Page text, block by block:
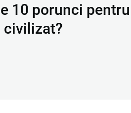
10 porunci pentru
civilizat?